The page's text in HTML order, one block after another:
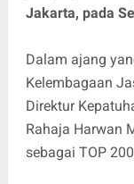
Jakarta, pada
Dalam ajang
Kelembagaan
Direktur
Rahaja Harwan
sebagai TOP